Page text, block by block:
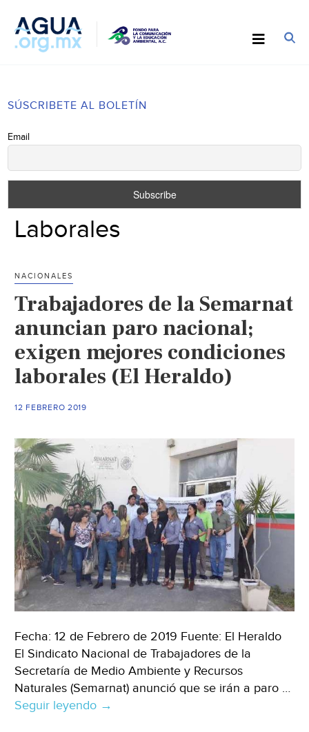
SÚSCRIBETE AL BOLETÍN
Email
Laborales
NACIONALES
Trabajadores de la Semarnat
anuncian paro nacional;
exigen mejores condiciones
laborales (El Heraldo)
12 FEBRERO 2019
Fecha: 12 de Febrero de 2019 Fuente: El Heraldo
El Sindicato Nacional de Trabajadores de la
Secretaría de Medio Ambiente y Recursos
Naturales (Semarnat) anunció que se irán a paro …
Seguir leyendo Trabajadores
→